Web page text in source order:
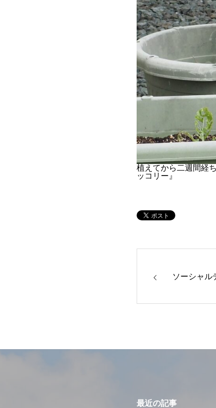
植えてから二週間経
ッコリー』
ソーシャル
最近の記事